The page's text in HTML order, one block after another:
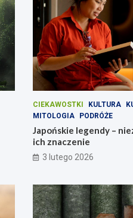
CIEKAWOSTKI KULTURA
MITOLOGIA
PODRÓŻE
Japońskie legendy –
ich znaczenie
3 lutego 2026